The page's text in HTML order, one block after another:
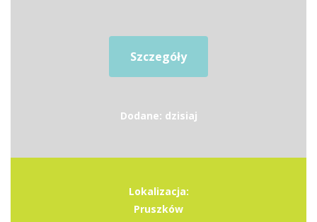
Szczegóły
Dodane: dzisiaj
Lokalizacja:
Pruszków